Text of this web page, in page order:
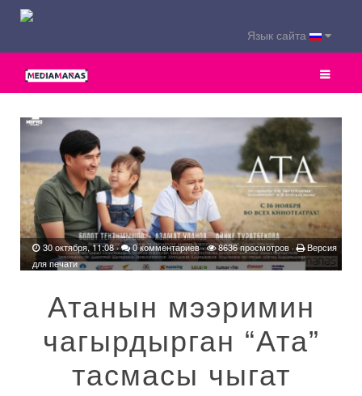
Язык сайта
30 октября, 11:08· 0 комментариев· 8636 просмотров ·
Версия
для печати
Атанын мээримин
чагырдырган “Ата”
тасмасы чыгат